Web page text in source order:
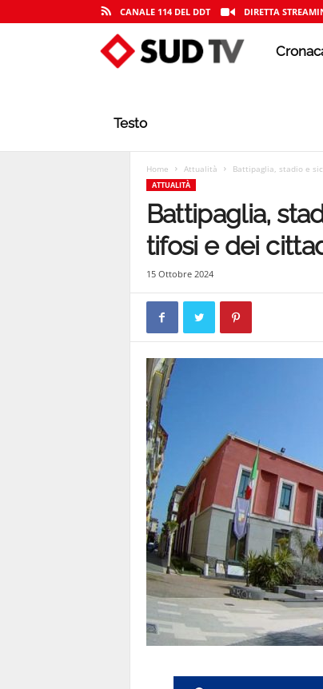
CANALE 114 DEL DDT DIRETTA
T
4
|
Testo
Home Attualità Battipaglia, stadio e
ATTUALITÀ
Battipaglia,
tifosi e dei
15 Ottobre 2024